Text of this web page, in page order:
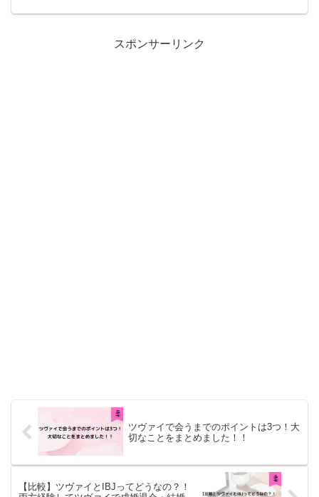
スポンサーリンク
ツヴァイで会うまでのポイントは3つ！大
切なことをまとめました！！
【比較】ツヴァイとIBJってどうなの？！